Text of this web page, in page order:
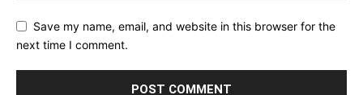
Save my name, email, and website in this browser for the
next time I comment.